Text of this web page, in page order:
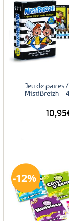
Jeu de paires
MistiBreizh –
10,95
12%